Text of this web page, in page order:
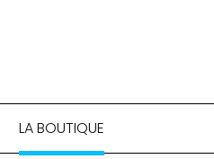
LA BOUTIQUE